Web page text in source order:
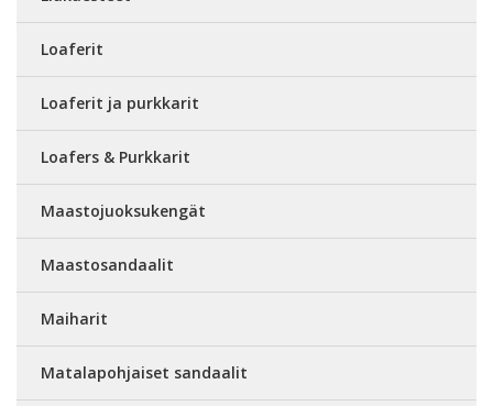
Loaferit
Loaferit ja purkkarit
Loafers & Purkkarit
Maastojuoksukengät
Maastosandaalit
Maiharit
Matalapohjaiset sandaalit